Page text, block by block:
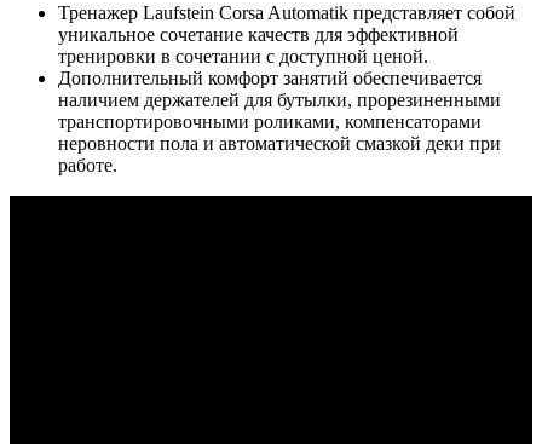
Тренажер Laufstein Corsa Automatik представляет собой
уникальное сочетание качеств для эффективной
тренировки в сочетании с доступной ценой.
Дополнительный комфорт занятий обеспечивается
наличием держателей для бутылки, прорезиненными
транспортировочными роликами, компенсаторами
неровности пола и автоматической смазкой деки при
работе.